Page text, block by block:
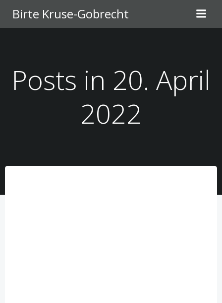
Inhalt
springen
Birte Kruse-Gobrecht
Posts in 20. April
2022